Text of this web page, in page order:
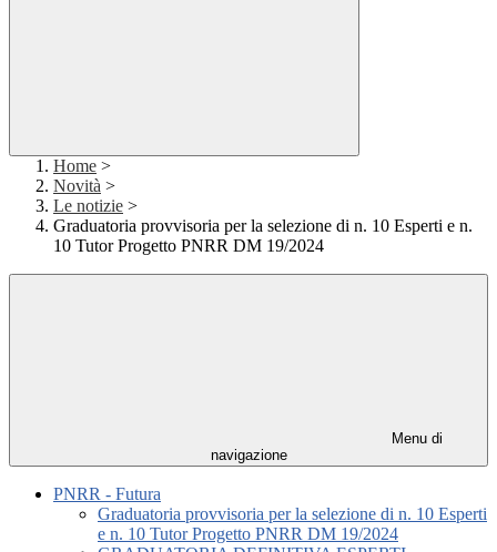
Home >
Novità >
Le notizie >
Graduatoria provvisoria per la selezione di n. 10 Esperti e n.
10 Tutor Progetto PNRR DM 19/2024
Menu di
navigazione
PNRR - Futura
Graduatoria provvisoria per la selezione di n. 10 Esperti
e n. 10 Tutor Progetto PNRR DM 19/2024